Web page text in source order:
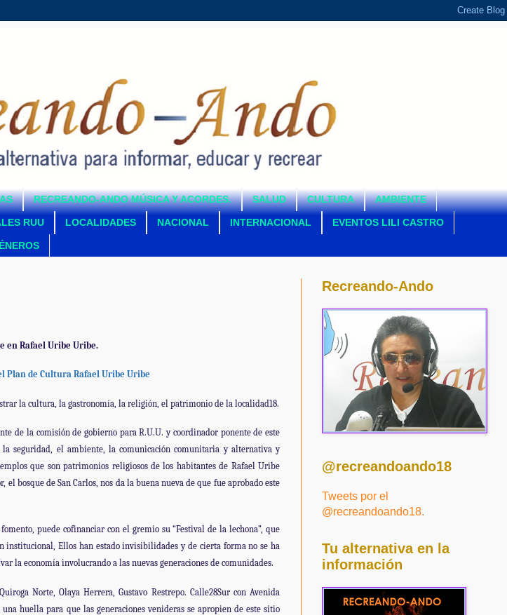
RECREANDO-ANDO MÚSICA Y ACORDES. SALUD CULTURA AMBIENTE
RUU LOCALIDADES NACIONAL INTERNACIONAL EVENTOS LILI CASTRO
en Rafael Uribe Uribe.
Plan de Cultura Rafael Uribe Uribe
la cultura, la gastronomía, la religión, el patrimonio de la localidad18.
de la comisión de gobierno para R.U.U. y coordinador ponente de este
seguridad, el ambiente, la comunicación comunitaria y alternativa y
que son patrimonios religiosos de los habitantes de Rafael Uribe
bosque de San Carlos, nos da la buena nueva de que fue aprobado este
puede cofinanciar con el gremio su “Festival de la lechona”, que
institucional, Ellos han estado invisibilidades y de cierta forma no se ha
la economía involucrando a las nuevas generaciones de comunidades.
Norte, Olaya Herrera, Gustavo Restrepo. Calle28Sur con Avenida
huella para que las generaciones venideras se apropien de este sitio
Recreando-Ando
@recreandoando18
Tweets por el
@recreandoando18.
Tu alternativa en la
información